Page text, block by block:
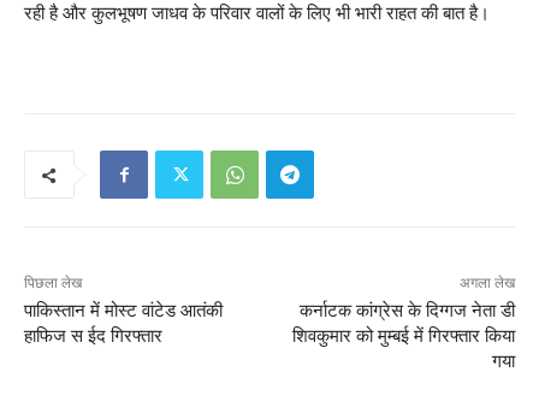
रही है और कुलभूषण जाधव के परिवार वालों के लिए भी भारी राहत की बात है।
पिछला लेख
पाकिस्तान में मोस्ट वांटेड आतंकी
हाफिज स ईद गिरफ्तार
अगला लेख
कर्नाटक कांग्रेस के दिग्गज नेता डी
शिवकुमार को मुम्बई में गिरफ्तार किया
गया